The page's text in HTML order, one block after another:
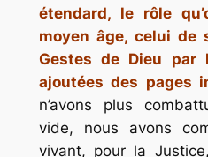
étendard, le rôle
moyen âge, celui de
Gestes de Dieu par
ajoutées des pages
n’avons plus
vide, nous avons
vivant, pour la